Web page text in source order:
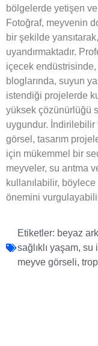
bölgelerde yetişen
Fotoğraf, meyvenin
bir şekilde
uyandırmaktadır.
içecek endüstrisinde,
bloglarında, suyun
istendiği projelerde
yüksek çözünürlüğü
uygundur. İndirilebilir
görsel, tasarım
için mükemmel bir
meyveler, su arıtma
kullanılabilir, böylece
önemini
Etiketler: beyaz
sağlıklı yaşam, su
meyve görseli,